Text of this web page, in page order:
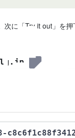
次に「Try it out」を